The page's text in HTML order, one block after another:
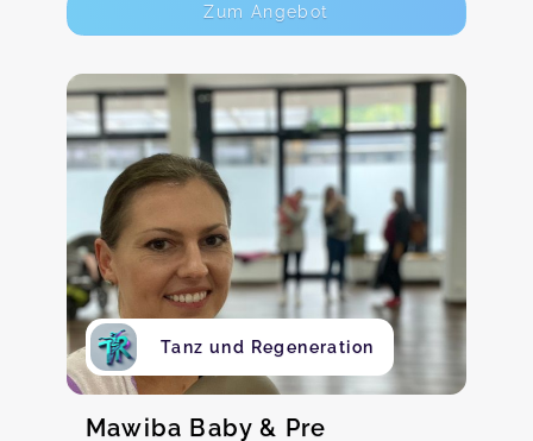
Zum Angebot
Tanz und Regeneration
Mawiba Baby & Pre